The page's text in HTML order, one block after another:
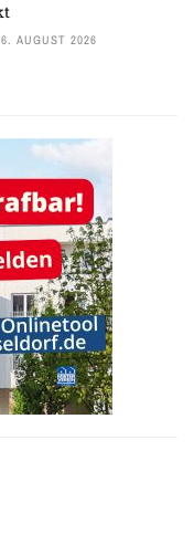
6. AUGUST 2026